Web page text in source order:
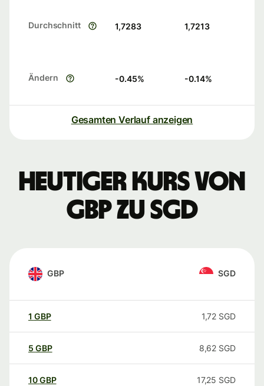
Durchschnitt 1,7283 1,7213
Ändern -0.45% -0.14%
Gesamten Verlauf anzeigen
Heutiger Kurs von
GBP zu SGD
GBP SGD
1 GBP 1,72 SGD
5 GBP 8,62 SGD
10GBP 17,25 SGD